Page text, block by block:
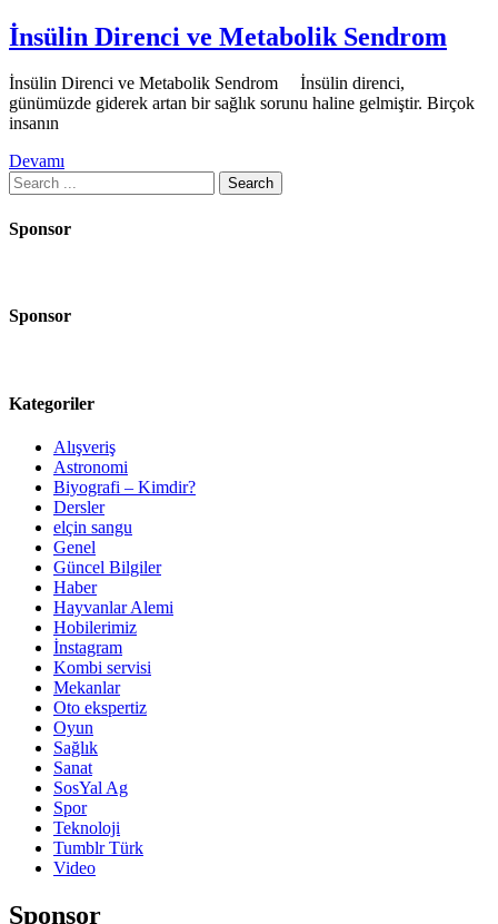
İnsülin Direnci ve Metabolik Sendrom
İnsülin Direnci ve Metabolik Sendrom İnsülin direnci,
günümüzde giderek artan bir sağlık sorunu haline gelmiştir. Birçok
insanın
Devamı
Search
for:
Sponsor
Sponsor
Kategoriler
Alışveriş
Astronomi
Biyografi – Kimdir?
Dersler
elçin sangu
Genel
Güncel Bilgiler
Haber
Hayvanlar Alemi
Hobilerimiz
İnstagram
Kombi servisi
Mekanlar
Oto ekspertiz
Oyun
Sağlık
Sanat
SosYal Ag
Spor
Teknoloji
Tumblr Türk
Video
Sponsor